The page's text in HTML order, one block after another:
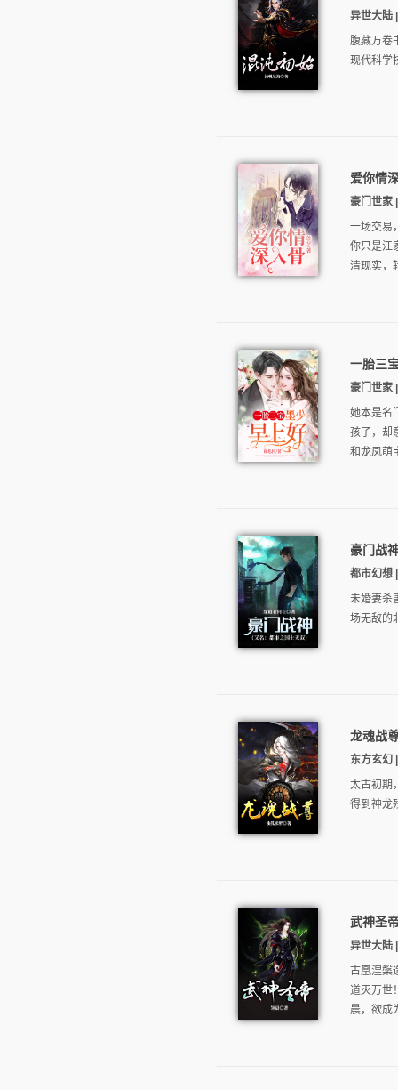
异世大陆
腹藏万卷
现代科学
爱你情
豪门世家
一场交易
你只是江
清现实，
一胎三
豪门世家
她本是名
孩子，却
和龙凤萌
豪门战
都市幻想
未婚妻杀
场无敌的
龙魂战
东方玄幻
太古初期
得到神龙
武神圣
异世大陆
古凰涅槃
道灭万世
晨，欲成